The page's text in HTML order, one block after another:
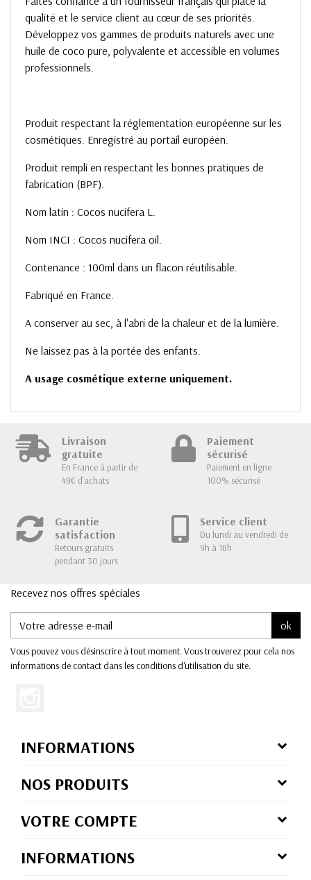
qualité et le service client au cœur de ses priorités.
Développez vos gammes de produits naturels avec une
huile de coco pure, polyvalente et accessible en volumes
professionnels.
Produit respectant la réglementation européenne sur les
cosmétiques. Enregistré au portail européen.
Produit rempli en respectant les bonnes pratiques de
fabrication (BPF).
Nom latin : Cocos nucifera L.
Nom INCI : Cocos nucifera oil.
Contenance : 100ml dans un flacon réutilisable.
Fabriqué en France.
A conserver au sec, à l'abri de la chaleur et de la lumière.
Ne laissez pas à la portée des enfants.
A usage cosmétique externe uniquement.
Livraison
gratuite
En France à partir de
49€ d'achats
Paiement
sécurisé
Paiement en ligne
100% sécurisé
Garantie
satisfaction
Retours gratuits
pendant 30 jours
Service client
Du lundi au vendredi de
9h à 18h
Recevez nos offres spéciales
ok
Vous pouvez vous désinscrire à tout moment. Vous trouverez pour cela nos
informations de contact dans les conditions d'utilisation du site.
INFORMATIONS
NOS PRODUITS
VOTRE COMPTE
INFORMATIONS